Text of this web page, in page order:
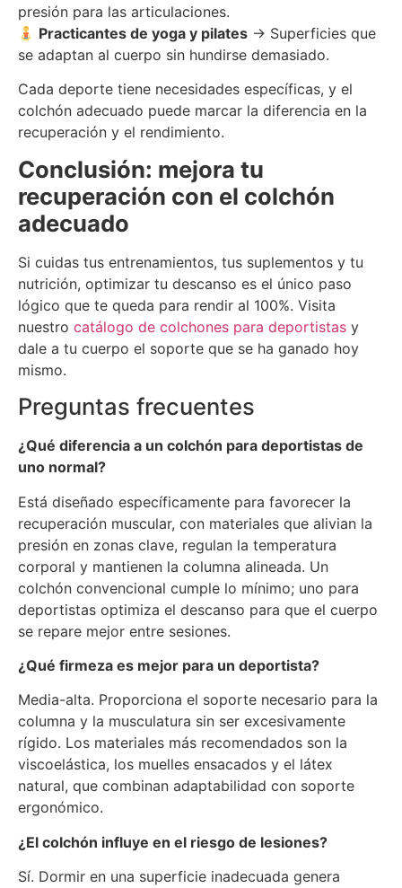
presión para las articulaciones.
Practicantes de yoga y pilates → Superficies que
se adaptan al cuerpo sin hundirse demasiado.
Cada deporte tiene necesidades específicas, y el
colchón adecuado puede marcar la diferencia en la
recuperación y el rendimiento.
Conclusión: mejora tu
recuperación con el colchón
adecuado
Si cuidas tus entrenamientos, tus suplementos y tu
nutrición, optimizar tu descanso es el único paso
lógico que te queda para rendir al 100%. Visita
nuestro catálogo de colchones para deportistas y
dale a tu cuerpo el soporte que se ha ganado hoy
mismo.
Preguntas frecuentes
¿Qué diferencia a un colchón para deportistas de
uno normal?
Está diseñado específicamente para favorecer la
recuperación muscular, con materiales que alivian la
presión en zonas clave, regulan la temperatura
corporal y mantienen la columna alineada. Un
colchón convencional cumple lo mínimo; uno para
deportistas optimiza el descanso para que el cuerpo
se repare mejor entre sesiones.
¿Qué firmeza es mejor para un deportista?
Media-alta. Proporciona el soporte necesario para la
columna y la musculatura sin ser excesivamente
rígido. Los materiales más recomendados son la
viscoelástica, los muelles ensacados y el látex
natural, que combinan adaptabilidad con soporte
ergonómico.
¿El colchón influye en el riesgo de lesiones?
Sí. Dormir en una superficie inadecuada genera